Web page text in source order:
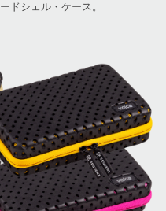
ドシェル・ケース。